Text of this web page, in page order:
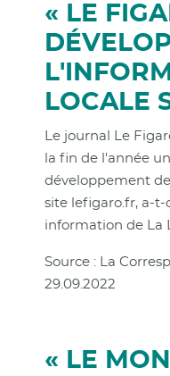
« LE
LOCALE
Le journal Le
la fin de l'année
développement
site lefigaro.fr, a-
information de La
Source : La
29.09.2022
« LE